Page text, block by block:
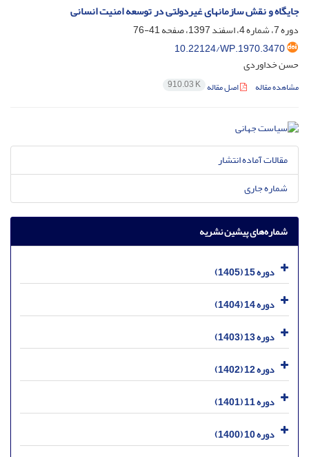
جایگاه و نقش سازمانهای غیردولتی در توسعه امنیت انسانی
دوره 7، شماره 4، اسفند 1397، صفحه
41-76
10.22124/WP.1970.3470
حسن خداوردی
مشاهده مقاله اصل مقاله 910.03 K
مقالات آماده انتشار
شماره جاری
شماره‌های پیشین نشریه
دوره 15 (1405)
دوره 14 (1404)
دوره 13 (1403)
دوره 12 (1402)
دوره 11 (1401)
دوره 10 (1400)